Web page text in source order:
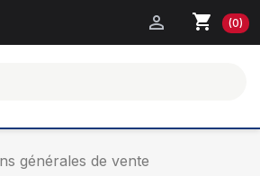
shopping_cart (0)

générales de vente